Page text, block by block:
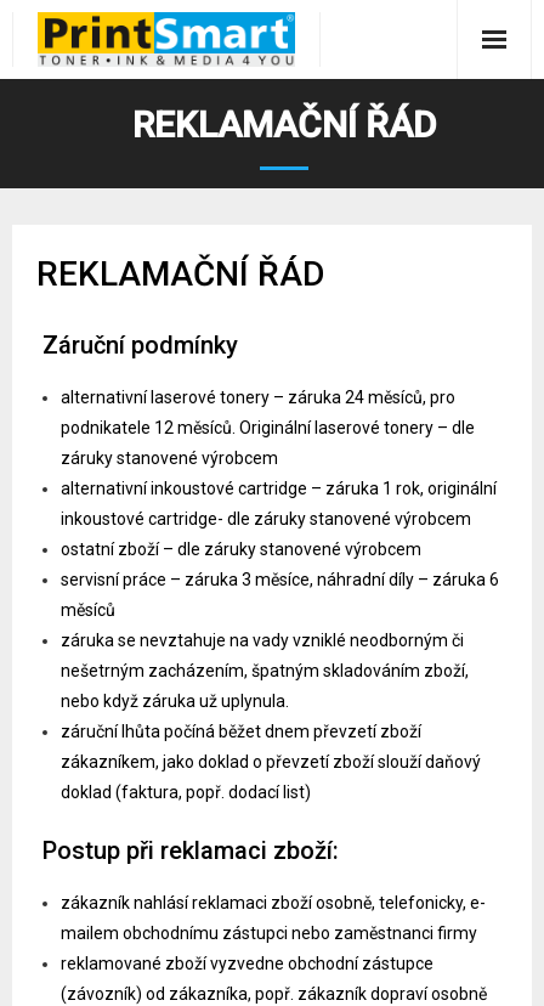
- - Kopírky A3 černobílé
- - Tiskárny a multifunkce A4 barevné
- ESET antivirus
- - Zakázkový 3d tisk
- Servis notebooků
- Copycentrum Karlovy Vary – Doubí
- Náhradní plnění
- Outsourcing
- Tonery, inkousty, pásky
- - Develop Minolta kopírky A3
Servis tiskáren a kopírek
REKLAMAČNÍ ŘÁD
REKLAMAČNÍ ŘÁD
Záruční podmínky
alternativní laserové tonery – záruka 24 měsíců, pro
podnikatele 12 měsíců. Originální laserové tonery – dle
záruky stanovené výrobcem
alternativní inkoustové cartridge – záruka 1 rok, originální
inkoustové cartridge- dle záruky stanovené výrobcem
ostatní zboží – dle záruky stanovené výrobcem
servisní práce – záruka 3 měsíce, náhradní díly – záruka 6
měsíců
záruka se nevztahuje na vady vzniklé neodborným či
nešetrným zacházením, špatným skladováním zboží,
nebo když záruka už uplynula.
záruční lhůta počíná běžet dnem převzetí zboží
zákazníkem, jako doklad o převzetí zboží slouží daňový
doklad (faktura, popř. dodací list)
Postup při reklamaci zboží:
zákazník nahlásí reklamaci zboží osobně, telefonicky, e-
mailem obchodnímu zástupci nebo zaměstnanci firmy
reklamované zboží vyzvedne obchodní zástupce
(závozník) od zákazníka, popř. zákazník dopraví osobně